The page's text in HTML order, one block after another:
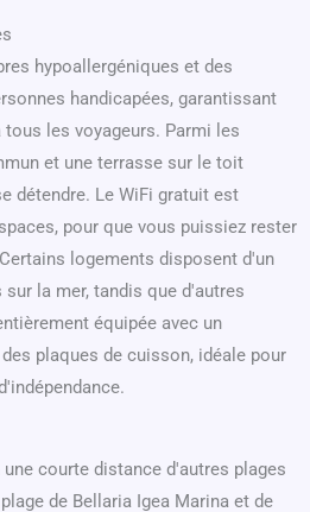
hypoallergéniques et des
handicapées, garantissant
les voyageurs. Parmi les
et une terrasse sur le toit
détendre. Le WiFi gratuit est
pour que vous puissiez rester
logements disposent d'un
la mer, tandis que d'autres
équipée avec un
plaques de cuisson, idéale pour
courte distance d'autres plages
de Bellaria Igea Marina et de